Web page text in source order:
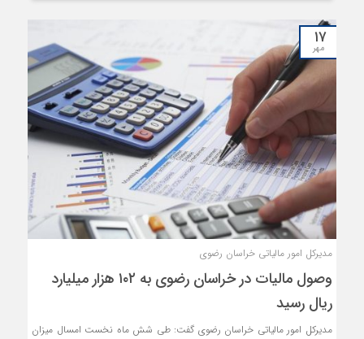
است.» این جمله باعث نگرانی افراد زیادی به ویژه در حوزه تولید شد.
۱۷
مهر
مدیرکل امور مالیاتی خراسان رضوی
وصول مالیات در خراسان رضوی به ۱۰۲ هزار میلیارد
ریال رسید
مدیرکل امور مالیاتی خراسان رضوی گفت: طی شش ماه نخست امسال میزان